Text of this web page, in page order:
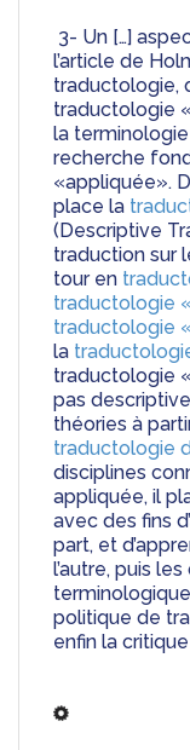
3- Un […]
l’article de
traductologie,
traductologie
la
recherche
«appliquée».
place la
(Descriptive
traduction sur
tour en
traductologie
traductologie
la
traductologie
pas
traductologie
disciplines
appliquée, il
avec des fins
part, et
l’autre, puis
politique de
enfin la